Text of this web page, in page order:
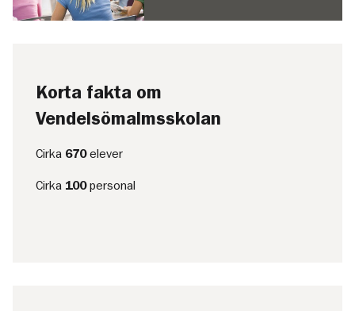
Korta fakta om
Vendelsömalmsskolan
Cirka 670elever
Cirka 100personal